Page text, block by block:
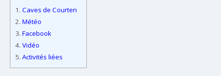
1. Caves de Courten
2. Météo
3. Facebook
4. Vidéo
5. Activités liées